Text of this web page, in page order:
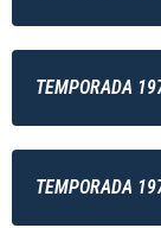
TEMPORADA
TEMPORADA